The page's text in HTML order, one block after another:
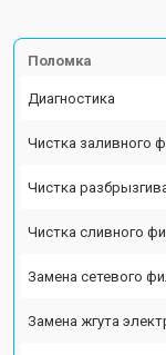
Поломка
Диагностика
Чистка заливного
Чистка
Чистка сливного
Замена сетевого
Замена жгута